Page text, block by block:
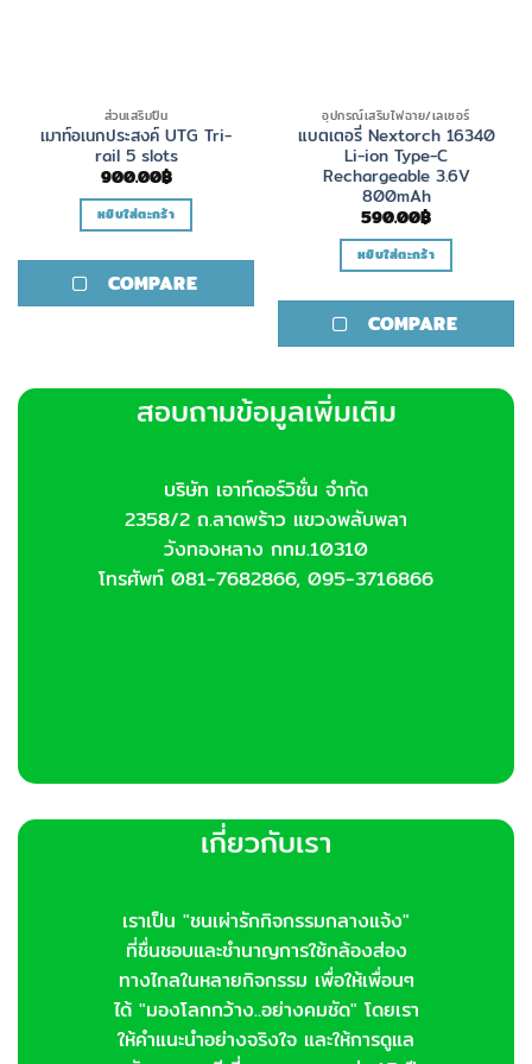
ส่วนเสริมปืน
เมาท์อเนกประสงค์ UTG Tri-
rail 5 slots
900.00฿
หยิบใส่ตะกร้า
COMPARE
อุปกรณ์เสริมไฟฉาย/เลเซอร์
แบตเตอรี่ Nextorch 16340
Li-ion Type-C
Rechargeable 3.6V
800mAh
590.00฿
หยิบใส่ตะกร้า
COMPARE
สอบถามข้อมูลเพิ่มเติม
บริษัท เอาท์ดอร์วิชั่น จำกัด
2358/2 ถ.ลาดพร้าว แขวงพลับพลา
วังทองหลาง กทม.10310
โทรศัพท์ 081-7682866, 095-3716866
เกี่ยวกับเรา
เราเป็น "ชนเผ่ารักกิจกรรมกลางแจ้ง"
ที่ชื่นชอบและชำนาญการใช้กล้องส่อง
ทางไกลในหลายกิจกรรม เพื่อให้เพื่อนๆ
ได้ "มองโลกกว้าง..อย่างคมชัด" โดยเรา
ให้คำแนะนำอย่างจริงใจ และให้การดูแล